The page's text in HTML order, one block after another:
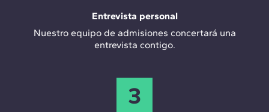
Entrevista personal
Nuestro equipo de admisiones concertará una
entrevista contigo.
3